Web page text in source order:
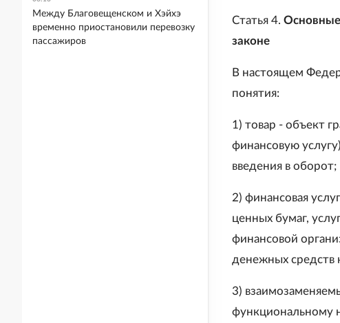
Статья 4.
законе
В настоящем
понятия:
1) товар - объект
финансовую
введения в оборот;
2) финансовая
ценных бумаг,
финансовой
денежных средств
3)
функциональному
Между Благовещенском и Хэйхэ
временно приостановили перевозку
пассажиров